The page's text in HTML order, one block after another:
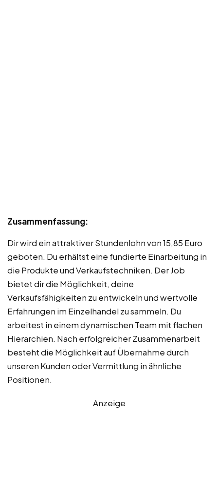
Zusammenfassung:
Dir wird ein attraktiver Stundenlohn von 15,85 Euro
geboten. Du erhältst eine fundierte Einarbeitung in
die Produkte und Verkaufstechniken. Der Job
bietet dir die Möglichkeit, deine
Verkaufsfähigkeiten zu entwickeln und wertvolle
Erfahrungen im Einzelhandel zu sammeln. Du
arbeitest in einem dynamischen Team mit flachen
Hierarchien. Nach erfolgreicher Zusammenarbeit
besteht die Möglichkeit auf Übernahme durch
unseren Kunden oder Vermittlung in ähnliche
Positionen.
Anzeige